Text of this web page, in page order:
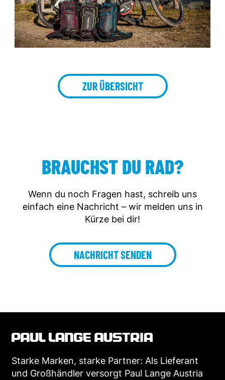
ZUR ÜBERSICHT
BRAUCHST DU RAD?
Wenn du noch Fragen hast, schreib uns
einfach eine Nachricht – wir melden uns in
Kürze bei dir!
NACHRICHT SENDEN
Starke Marken, starke Partner: Als Lieferant
und Großhändler versorgt Paul Lange Austria